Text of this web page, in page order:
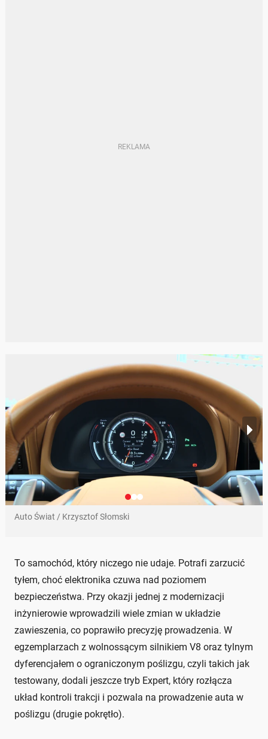
Auto Świat / Krzysztof Słomski
To samochód, który niczego nie udaje. Potrafi zarzucić
tyłem, choć elektronika czuwa nad poziomem
bezpieczeństwa. Przy okazji jednej z modernizacji
inżynierowie wprowadzili wiele zmian w układzie
zawieszenia, co poprawiło precyzję prowadzenia. W
egzemplarzach z wolnossącym silnikiem V8 oraz tylnym
dyferencjałem o ograniczonym poślizgu, czyli takich jak
testowany, dodali jeszcze tryb Expert, który rozłącza
układ kontroli trakcji i pozwala na prowadzenie auta w
poślizgu (drugie pokrętło).